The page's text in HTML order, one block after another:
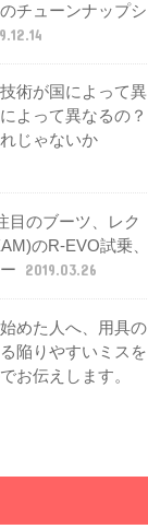
チューンナップシ
術が国によって異
よって異なるの？
じゃないか
目のブーツ、レク
のR-EVO試乗、
2019.03.26
めた人へ、用具の
陥りやすいミスを
お伝えします。